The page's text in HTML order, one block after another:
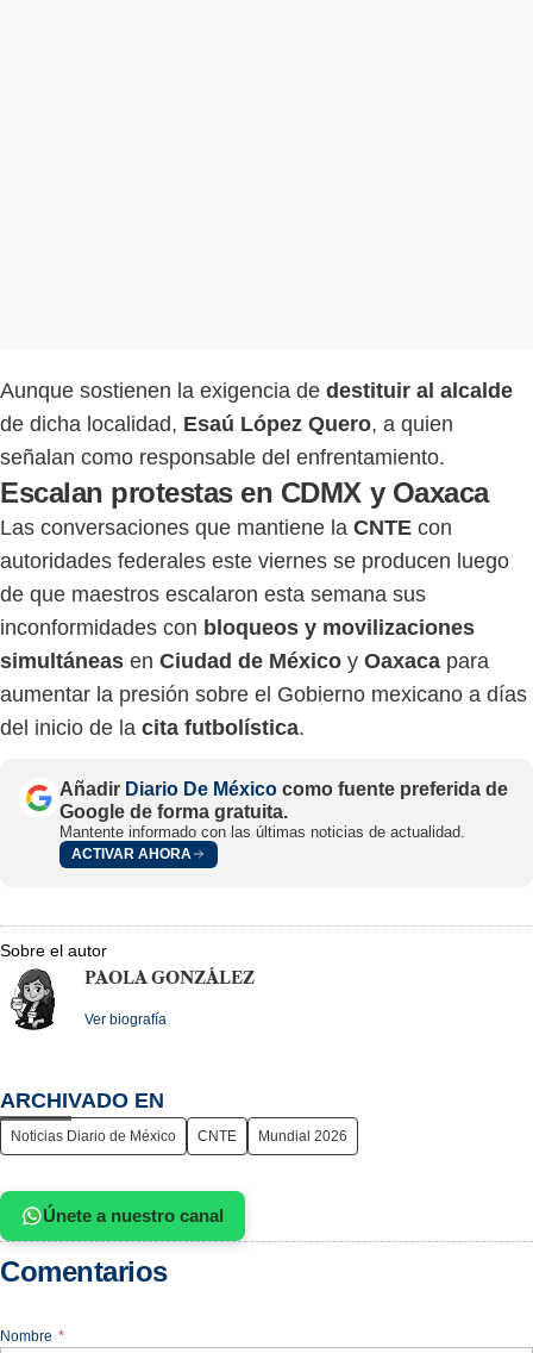
Aunque sostienen la exigencia de destituir al alcalde
de dicha localidad, Esaú López Quero, a quien
señalan como responsable del enfrentamiento.
Escalan protestas en CDMX y Oaxaca
Las conversaciones que mantiene la CNTE con
autoridades federales este viernes se producen luego
de que maestros escalaron esta semana sus
inconformidades con bloqueos y movilizaciones
simultáneas en Ciudad de México y Oaxaca para
aumentar la presión sobre el Gobierno mexicano a días
del inicio de la cita futbolística.
Añadir Diario De México como fuente preferida de
Google de forma gratuita.
Mantente informado con las últimas noticias de actualidad.
ACTIVAR AHORA
Sobre el autor
PAOLA GONZÁLEZ
Ver biografía
ARCHIVADO EN
Noticias Diario de México CNTE Mundial 2026
Únete a nuestro canal
Comentarios
Nombre *